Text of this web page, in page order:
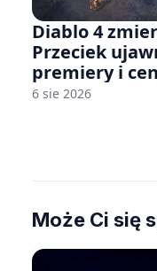
Diablo 4
Przeciek
premiery i
6 sie 2026
Może Ci się